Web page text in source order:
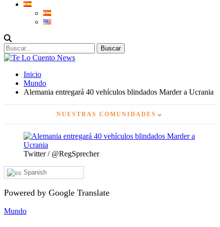
Inicio
Mundo
Alemania entregará 40 vehículos blindados Marder a Ucrania
NUESTRAS COMUNIDADES ⌄
Twitter / @RegSprecher
Spanish
Powered by Google Translate
Mundo